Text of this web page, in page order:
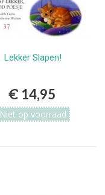
Lekker Slapen!
€ 14,95
Niet op voorraad